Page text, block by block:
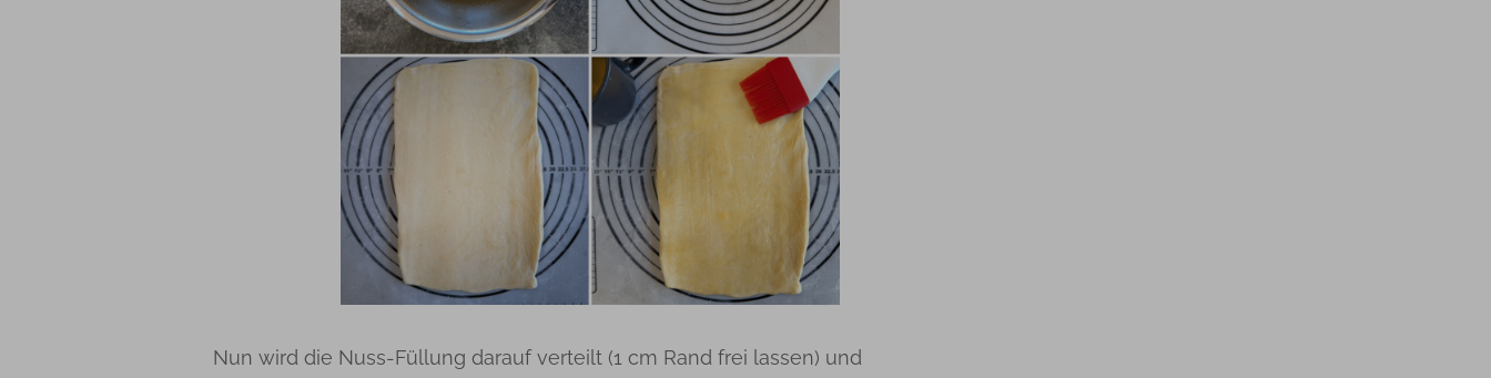
Nun wird die Nuss-Füllung darauf verteilt (1 cm Rand frei lassen) und